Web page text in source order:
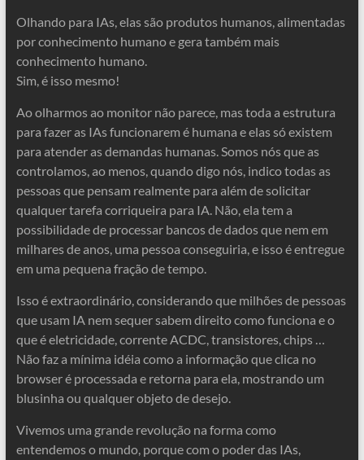
Olhando para IAs, elas são produtos humanos, alimentadas
por conhecimento humano e gera também mais
conhecimento humano.
Sim, é isso mesmo!
Ao olharmos ao monitor não parece, mas toda a estrutura
para fazer as IAs funcionarem é humana e elas só existem
para atender as demandas humanas. Somos nós que as
controlamos, ao menos, quando digo nós, indico todas as
pessoas que pensam realmente para além de solicitar
qualquer tarefa corriqueira para IA. Não, ela tem a
possibilidade de processar bancos de dados que nem em
milhares de anos, uma pessoa conseguiria, e isso é entregue
em uma pequena fração de tempo.
Isso é extraordinário, considerando que milhões de pessoas
que usam IA nem sequer sabem direito como funciona e o
que é eletricidade, corrente ACDC, transistores, chips …
Não faz a mínima idéia como a informação que clica no
browser é processada e retorna para ela, mostrando um
blusinha ou qualquer objeto de desejo.
Vivemos uma grande revolução na forma como
entendemos o mundo, porque com o poder das IAs,